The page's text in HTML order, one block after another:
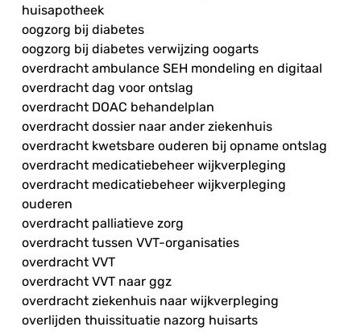
huisapotheek
oogzorg bij diabetes
oogzorg bij diabetes verwijzing oogarts
overdracht ambulance SEH mondeling en digitaal
overdracht dag voor ontslag
overdracht DOAC behandelplan
overdracht dossier naar ander ziekenhuis
overdracht kwetsbare ouderen bij opname ontslag
overdracht medicatiebeheer wijkverpleging
overdracht medicatiebeheer wijkverpleging
ouderen
overdracht palliatieve zorg
overdracht tussen VVT-organisaties
overdracht VVT
overdracht VVT naar ggz
overdracht ziekenhuis naar wijkverpleging
overlijden thuissituatie nazorg huisarts